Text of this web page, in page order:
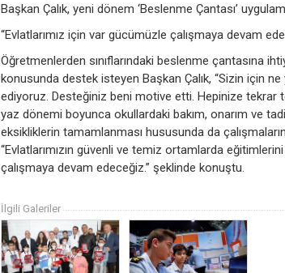
Başkan Çalık, yeni dönem ‘Beslenme Çantası’
“Evlatlarımız için var gücümüzle çalışmaya devam
Öğretmenlerden sınıflarındaki beslenme çantasına
konusunda destek isteyen Başkan Çalık, “Sizin için
ediyoruz. Desteğiniz beni motive etti. Hepinize tekrar
yaz dönemi boyunca okullardaki bakım, onarım ve
eksikliklerin tamamlanması hususunda da
“Evlatlarımızın güvenli ve temiz ortamlarda
çalışmaya devam edeceğiz.” şeklinde konuştu.
İlgili Galeriler